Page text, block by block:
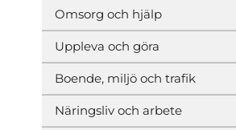
Omsorg och hjälp
Uppleva och göra
Boende, miljö och trafik
Näringsliv och arbete